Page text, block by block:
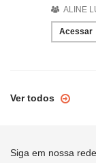
ALINE
Acessar
Ver todos
Siga em nossa